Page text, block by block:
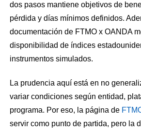
dos pasos mantiene objetivos de
pérdida y días mínimos definidos.
documentación de FTMO x OANDA
disponibilidad de índices
instrumentos simulados.
La prudencia aquí está en no
variar condiciones según entidad,
programa. Por eso, la página de
servir como punto de partida, pero la